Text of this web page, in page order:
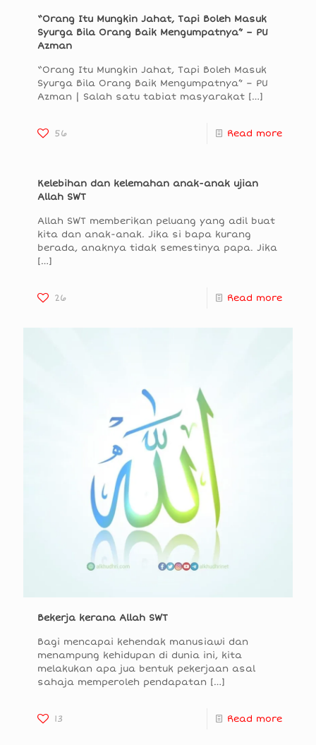
“Orang Itu Mungkin Jahat, Tapi Boleh Masuk
Syurga Bila Orang Baik Mengumpatnya” – PU
Azman
“Orang Itu Mungkin Jahat, Tapi Boleh Masuk
Syurga Bila Orang Baik Mengumpatnya” – PU
Azman | Salah satu tabiat masyarakat […]
56 Read more
Kelebihan dan kelemahan anak-anak ujian
Allah SWT
Allah SWT memberikan peluang yang adil buat
kita dan anak-anak. Jika si bapa kurang
berada, anaknya tidak semestinya papa. Jika
[…]
26 Read more
Bekerja kerana Allah SWT
Bagi mencapai kehendak manusiawi dan
menampung kehidupan di dunia ini, kita
melakukan apa jua bentuk pekerjaan asal
sahaja memperoleh pendapatan […]
13 Read more